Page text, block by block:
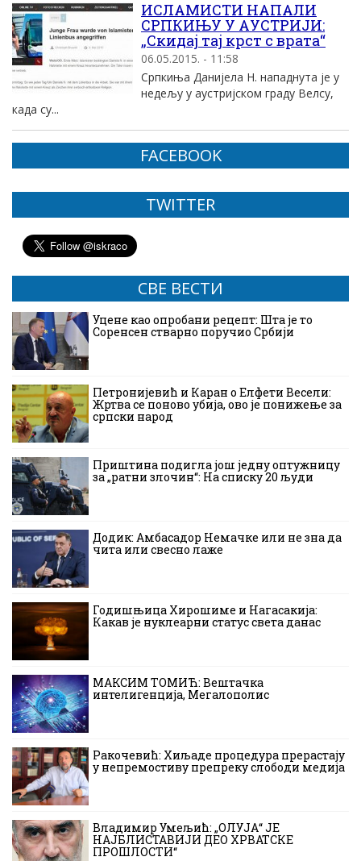
ИСЛАМИСТИ НАПАЛИ
СРПКИЊУ У АУСТРИЈИ:
„Скидај тај крст с врата“
06.05.2015. - 11:58
Српкиња Данијела Н. нападнута је у
недељу у аустријском граду Велсу,
када су...
FACEBOOK
TWITTER
СВЕ ВЕСТИ
Уцене као опробани рецепт: Шта је то
Соренсен стварно поручио Србији
Петронијевић и Каран о Елфети Весели:
Жртва се поново убија, ово је понижење за
српски народ
Приштина подигла још једну оптужницу
за „ратни злочин“: На списку 20 људи
Додик: Амбасадор Немачке или не зна да
чита или свесно лаже
Годишњица Хирошиме и Нагасакија:
Какав је нуклеарни статус света данас
МАКСИМ ТОМИЋ: Вештачка
интелигенција, Мегалополис
Ракочевић: Хиљаде процедура прерастају
у непремостиву препреку слободи медија
Владимир Умељић: „ОЛУЈА“ ЈЕ
НАЈБЛИСТАВИЈИ ДЕО ХРВАТСКЕ
ПРОШЛОСТИ“